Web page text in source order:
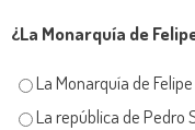
¿La Monarquía de
La Monarquía de Felipe
La república de Pedro